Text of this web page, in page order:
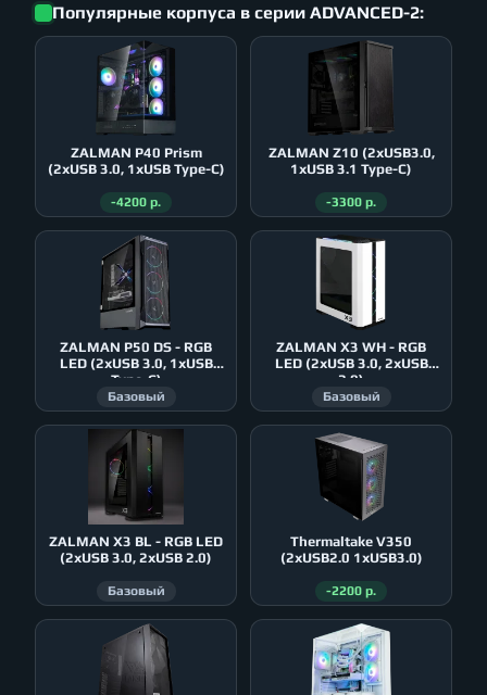
Популярные корпуса в серии ADVANCED-2:
ZALMAN P40 Prism
(2xUSB 3.0, 1xUSB Type-C)
-4200 р.
ZALMAN Z10 (2xUSB3.0,
1xUSB 3.1 Type-C)
-3300 р.
ZALMAN P50 DS - RGB
LED (2xUSB 3.0, 1xUSB
Type-C)
Базовый
ZALMAN X3 WH - RGB
LED (2xUSB 3.0, 2xUSB
2.0)
Базовый
ZALMAN X3 BL - RGB LED
(2xUSB 3.0, 2xUSB 2.0)
Базовый
Thermaltake V350
(2xUSB2.0 1xUSB3.0)
-2200 р.